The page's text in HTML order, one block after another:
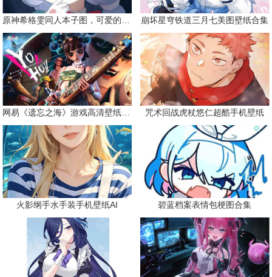
崩坏星穹铁道三月七美图壁纸合集
咒术回战虎杖悠仁超酷手机壁纸
火影纲手水手装手机壁纸AI 碧蓝档案表情包梗图合集